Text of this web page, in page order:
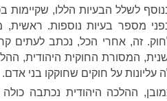
לשלל הבעיות הללו, שקיימות
מספר בעיות נוספות. ראשית,
זה, אחרי הכל, נכתב לעתים
המסורת החוקית היהודית,
עליונות על חוקים שחוקקו בני אדם.
ההלכה היהודית נכתבה